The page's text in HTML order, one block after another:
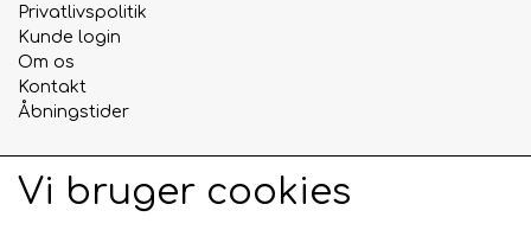
Privatlivspolitik
Kunde login
Om os
Kontakt
Åbningstider
Sociale medier
Vi bruger cookies